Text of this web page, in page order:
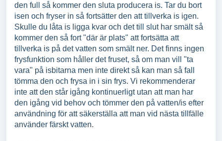
den full så kommer den sluta producera is. Tar du bort
isen och fryser in så fortsätter den att tillverka is igen.
Skulle du låta is ligga kvar och det till slut har smält så
kommer den så fort "där är plats" att fortsätta att
tillverka is på det vatten som smält ner. Det finns ingen
frysfunktion som håller det fruset, så om man vill "ta
vara" på isbitarna men inte direkt så kan man så fall
tömma den och frysa in i sin frys. Vi rekommenderar
inte att den står igång kontinuerligt utan att man har
den igång vid behov och tömmer den på vatten/is efter
användning för att säkerställa att man vid nästa tillfälle
använder färskt vatten.